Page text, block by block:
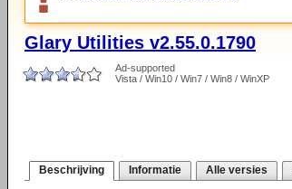
Glary Utilities v2.55.0.1790
Ad-supported
Vista / Win10 / Win7 / Win8 / WinXP
Beschrijving Informatie Alle versies